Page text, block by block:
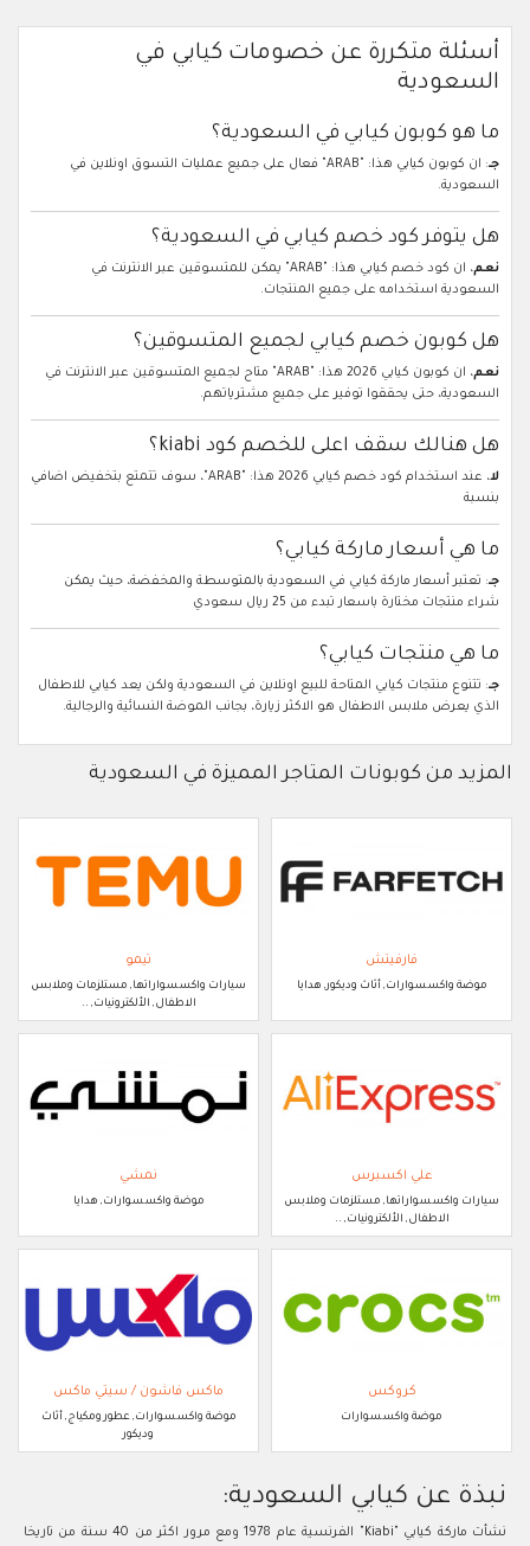
أسئلة متكررة عن خصومات كيابي في
السعودية
ما هو كوبون كيابي في السعودية؟
جـ
: ان كوبون كيابي هذا: "ARAB" فعال على جميع عمليات التسوق اونلاين في
السعودية.
هل يتوفر كود خصم كيابي في السعودية؟
نعم
، ان كود خصم كيابي هذا: "ARAB" يمكن للمتسوقين عبر الانترنت في
السعودية استخدامه على جميع المنتجات.
هل كوبون خصم كيابي لجميع المتسوقين؟
نعم
، ان كوبون كيابي 2026 هذا: "ARAB" متاح لجميع المتسوقين عبر الانترنت في
السعودية، حتى يحققوا توفير على جميع مشترياتهم.
هل هنالك سقف اعلى للخصم كود kiabi؟
لا
، عند استخدام كود خصم كيابي 2026 هذا: "ARAB"، سوف تتمتع بتخفيض اضافي
بنسبة
ما هي أسعار ماركة كيابي؟
جـ: تعتبر أسعار ماركة كيابي في السعودية بالمتوسطة والمخفضة، حيث يمكن
شراء منتجات مختارة باسعار تبدء من 25 ريال سعودي
ما هي منتجات كيابي؟
جـ: تتنوع منتجات كيابي المتاحة للبيع اونلاين في السعودية ولكن يعد كيابي للاطفال
الذي يعرض ملابس الاطفال هو الاكثر زيارة، بجانب الموضة النسائية والرجالية.
المزيد من كوبونات المتاجر المميزة في السعودية
فارفيتش
موضة واكسسوارات, أثاث وديكور, هدايا
تيمو
سيارات واكسسواراتها, مستلزمات وملابس
الاطفال, الألكترونيات, ..
علي اكسبرس
سيارات واكسسواراتها, مستلزمات وملابس
الاطفال, الألكترونيات, ..
نمشي
موضة واكسسوارات, هدايا
كروكس
موضة واكسسوارات
ماكس فاشون / سيتي ماكس
موضة واكسسوارات, عطور ومكياج, أثاث
وديكور
نبذة عن كيابي السعودية:
نشأت ماركة كيابي "Kiabi" الفرنسية عام 1978 ومع مرور اكثر من 40 سنة من تاريخا